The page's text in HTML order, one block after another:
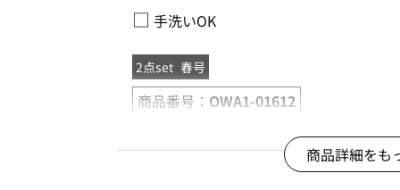
□ 手洗いOK
2点set 春号
商品番号： OWA1-01612
商品詳細をも